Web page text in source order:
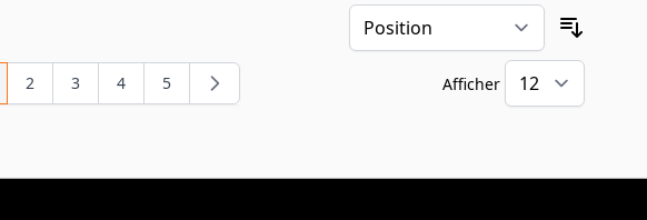
lisez actuellement la page
Page
2 Page
3 Page
4 Page
5 Afficher